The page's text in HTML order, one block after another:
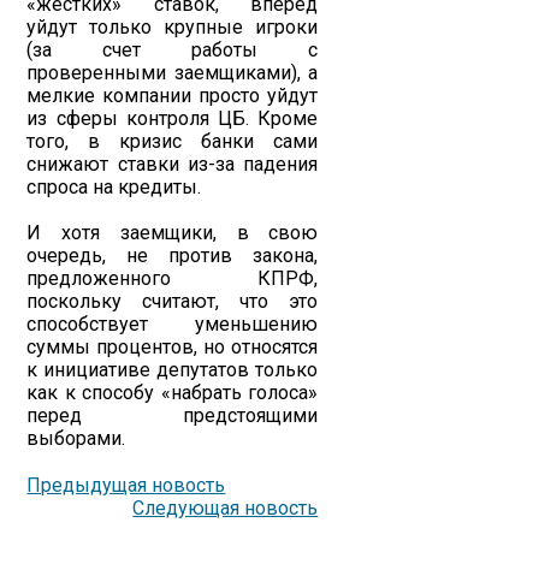
уйдут только крупные игроки
(за счет работы с
проверенными заемщиками), а
мелкие компании просто уйдут
из сферы контроля ЦБ. Кроме
того, в кризис банки сами
снижают ставки из-за падения
спроса на кредиты.
И хотя заемщики, в свою
очередь, не против закона,
предложенного КПРФ,
поскольку считают, что это
способствует уменьшению
суммы процентов, но относятся
к инициативе депутатов только
как к способу «набрать голоса»
перед предстоящими
выборами.
Предыдущая новость
Следующая новость